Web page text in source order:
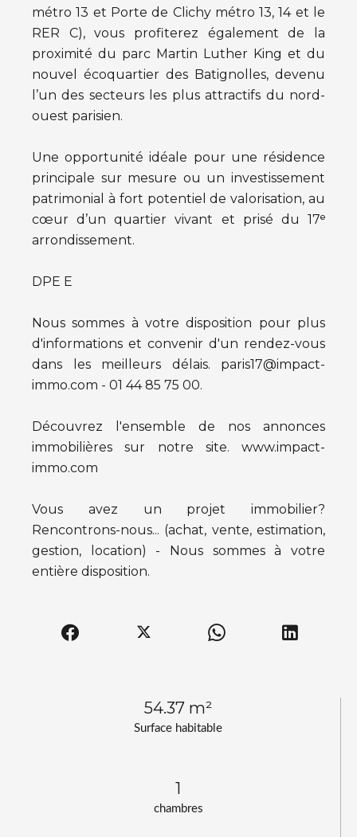
Surface habitable
54.37 m²
chambres
1
métro 13 et Porte de Clichy métro 13, 14 et le
RER C), vous profiterez également de la
proximité du parc Martin Luther King et du
nouvel écoquartier des Batignolles, devenu
l’un des secteurs les plus attractifs du nord-
ouest parisien.
Une opportunité idéale pour une résidence
principale sur mesure ou un investissement
patrimonial à fort potentiel de valorisation, au
cœur d’un quartier vivant et prisé du 17ᵉ
arrondissement.
DPE E
Nous sommes à votre disposition pour plus
d'informations et convenir d'un rendez-vous
dans les meilleurs délais. paris17@impact-
immo.com - 01 44 85 75 00.
Découvrez l'ensemble de nos annonces
immobilières sur notre site. www.impact-
immo.com
Vous avez un projet immobilier?
Rencontrons-nous... (achat, vente, estimation,
gestion, location) - Nous sommes à votre
entière disposition.